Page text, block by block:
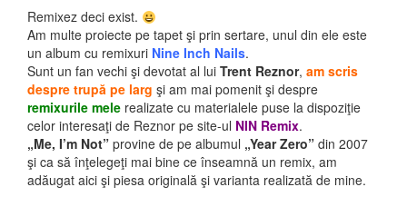
Remixez deci exist.
Am multe proiecte pe tapet şi prin sertare, unul din ele este
un album cu remixuri Nine Inch Nails.
Sunt un fan vechi şi devotat al lui Trent Reznor, am scris
despre trupă pe larg şi am mai pomenit şi despre
remixurile mele realizate cu materialele puse la dispoziţie
celor interesaţi de Reznor pe site-ul NIN Remix.
„Me, I’m Not” provine de pe albumul „Year Zero” din 2007
şi ca să înţelegeţi mai bine ce înseamnă un remix, am
adăugat aici şi piesa originală şi varianta realizată de mine.